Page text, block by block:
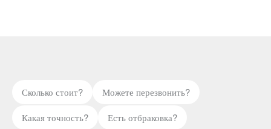
Сколько стоит?
Можете перезвонить?
Какая точность?
Есть отбраковка?